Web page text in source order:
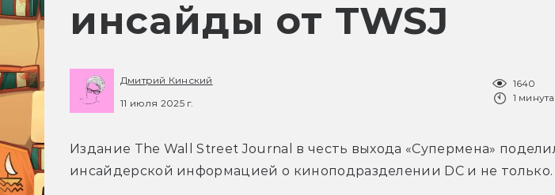
инсайды от TWSJ
Дмитрий Кинский
11 июля 2025 г.
1640
1
Издание The Wall Street Journal в честь выхода «Супермена»
инсайдерской информацией о киноподразделении DC и не только.